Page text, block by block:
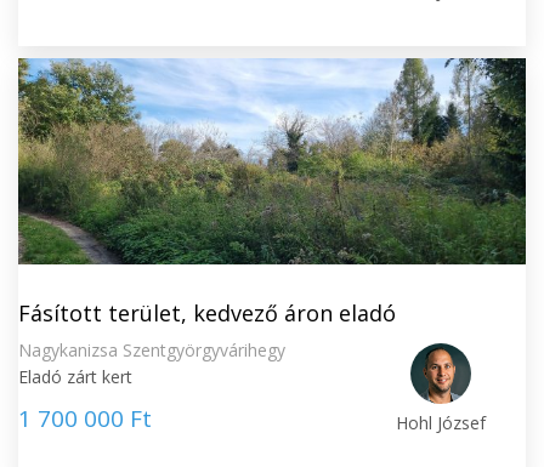
Fásított terület, kedvező áron eladó
Nagykanizsa Szentgyörgyvárihegy
Eladó zárt kert
1 700 000 Ft Hohl József